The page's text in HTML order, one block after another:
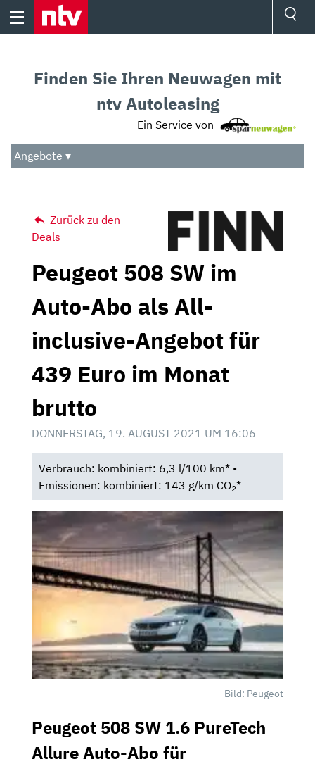
Skip
Audio
Das Beste
Finden Sie Ihren Neuwagen mit
ntv Autoleasing
Ein Service von
Angebote ▾
Zurück zu den
Deals
Peugeot 508 SW im
Auto-Abo als All-
inclusive-Angebot für
439 Euro im Monat
brutto
DONNERSTAG, 19. AUGUST 2021 UM 16:06
Verbrauch: kombiniert: 6,3 l/100 km* •
Emissionen: kombiniert: 143 g/km CO2*
Bild: Peugeot
Peugeot 508 SW 1.6 PureTech
Allure Auto-Abo für